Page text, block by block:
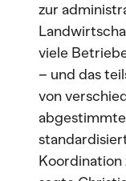
zur
viele
– und das
von
Koordination